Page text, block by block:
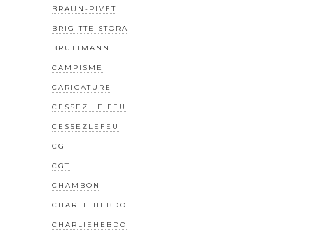
BRAUN-PIVET
BRIGITTE STORA
BRUTTMANN
CAMPISME
CARICATURE
CESSEZ LE FEU
CESSEZLEFEU
CGT
CGT
CHAMBON
CHARLIEHEBDO
CHARLIEHEBDO